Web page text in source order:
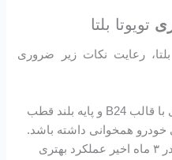
تویوتا بلتا
رعایت نکات زیر ضروری
: باتری ۴۵ آمپری با قالب B24 و پایه بلند قطب
خودرو همخوانی داشته باشد.
: باتری‌های تولیدشده در ۳ ماه اخیر عملکرد بهتری